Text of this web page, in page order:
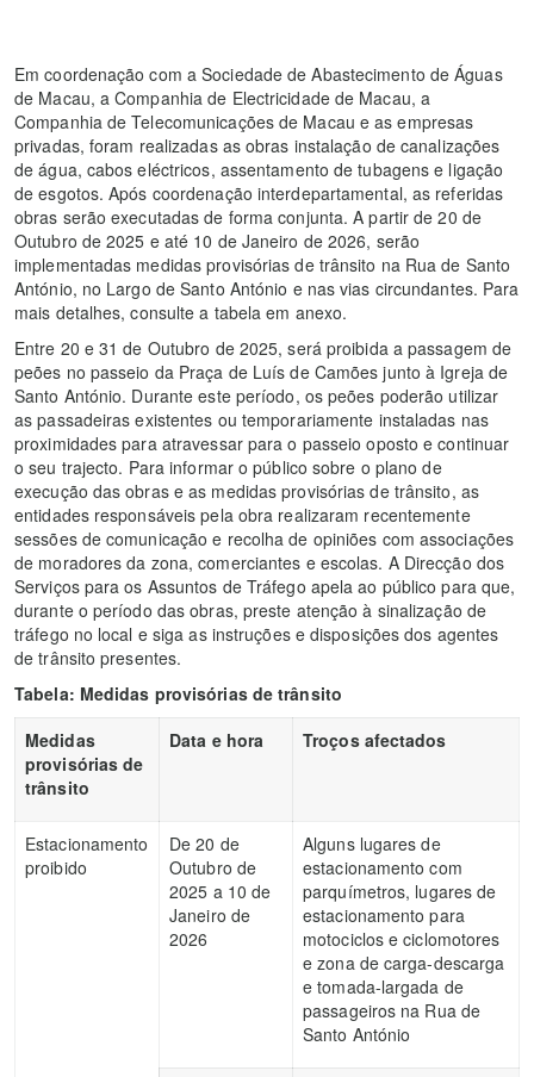
Em coordenação com a Sociedade de Abastecimento de Águas
de Macau, a Companhia de Electricidade de Macau, a
Companhia de Telecomunicações de Macau e as empresas
privadas, foram realizadas as obras instalação de canalizações
de água, cabos eléctricos, assentamento de tubagens e ligação
de esgotos. Após coordenação interdepartamental, as referidas
obras serão executadas de forma conjunta. A partir de 20 de
Outubro de 2025 e até 10 de Janeiro de 2026, serão
implementadas medidas provisórias de trânsito na Rua de Santo
António, no Largo de Santo António e nas vias circundantes. Para
mais detalhes, consulte a tabela em anexo.
Entre 20 e 31 de Outubro de 2025, será proibida a passagem de
peões no passeio da Praça de Luís de Camões junto à Igreja de
Santo António. Durante este período, os peões poderão utilizar
as passadeiras existentes ou temporariamente instaladas nas
proximidades para atravessar para o passeio oposto e continuar
o seu trajecto. Para informar o público sobre o plano de
execução das obras e as medidas provisórias de trânsito, as
entidades responsáveis pela obra realizaram recentemente
sessões de comunicação e recolha de opiniões com associações
de moradores da zona, comerciantes e escolas. A Direcção dos
Serviços para os Assuntos de Tráfego apela ao público para que,
durante o período das obras, preste atenção à sinalização de
tráfego no local e siga as instruções e disposições dos agentes
de trânsito presentes.
Tabela: Medidas provisórias de trânsito
Medidas
provisórias de
trânsito
Data e hora Troços afectados
Estacionamento
proibido
De 20 de
Outubro de
2025 a 10 de
Janeiro de
2026
Alguns lugares de
estacionamento com
parquímetros, lugares de
estacionamento para
motociclos e ciclomotores
e zona de carga-descarga
e tomada-largada de
passageiros na Rua de
Santo António